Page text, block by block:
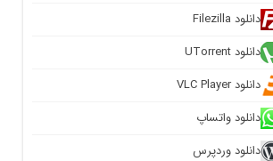
دانلود Filezilla
دانلود UTorrent
دانلود VLC Player
دانلود واتساپ
دانلود وردپرس